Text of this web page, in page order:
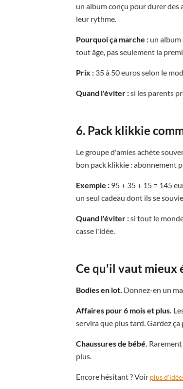
un album conçu pour durer des
leur rythme.
Pourquoi ça marche : un album
tout âge, pas seulement la
Prix : 35 à 50 euros selon le
Quand l'éviter :si les parents
6. Pack klikkie
Le groupe d'amies achète
bon pack klikkie : abonnement
Exemple : 95 + 35 + 15 = 145
un seul cadeau dont ils se
Quand l'éviter :si tout le
casse l'idée.
Ce qu'il vaut mieux
Bodies en lot. Donnez-en un
Affaires pour 6 mois et plus.
servira que plus tard. Gardez
Chaussures de bébé.
plus.
Encore hésitant ? Voir plus